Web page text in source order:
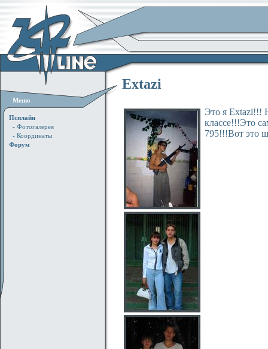
Меню
Псилайн
- Фотогалерея
- Координаты
Форум
Extazi
Это я Extazi!!!
классе!!!Это
795!!!Вот это